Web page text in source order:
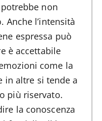
non
Anche l’intensità
espressa può
è accettabile
come la
in altre si tende a
più riservato.
la conoscenza